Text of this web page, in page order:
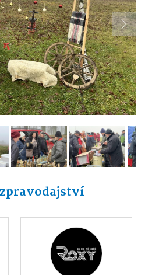
Next